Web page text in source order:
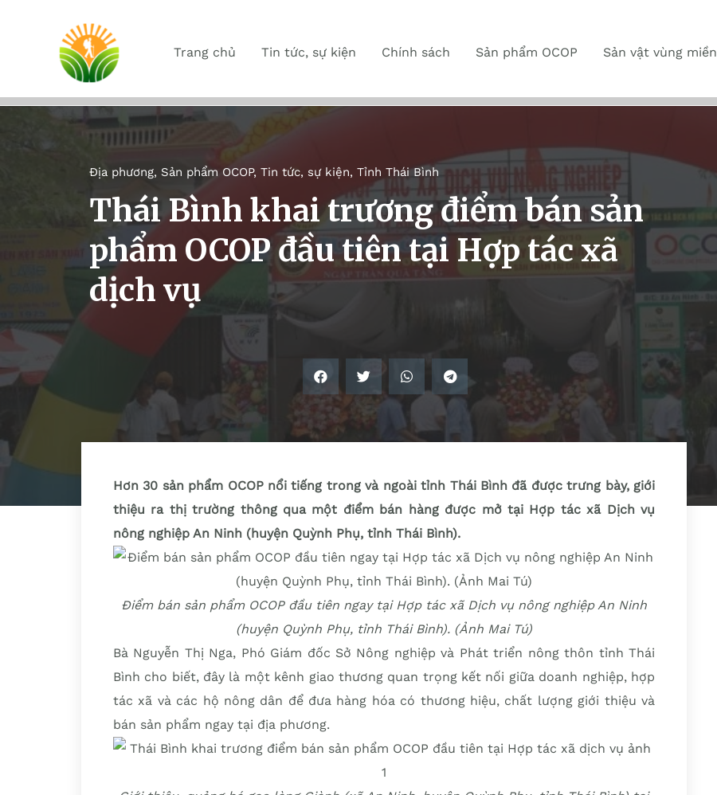
Trang chủ Tin tức, sự kiện Chính sách Sản phẩm OCOP Sản vật vùng miền
Địa phương, Sản phẩm OCOP, Tin tức, sự kiện, Tỉnh Thái Bình
Thái Bình khai trương điểm bán sản
phẩm OCOP đầu tiên tại Hợp tác xã
dịch vụ
Hơn 30 sản phẩm OCOP nổi tiếng trong và ngoài tỉnh Thái Bình đã được trưng bày, giới
thiệu ra thị trường thông qua một điểm bán hàng được mở tại Hợp tác xã Dịch vụ
nông nghiệp An Ninh (huyện Quỳnh Phụ, tỉnh Thái Bình).
Điểm bán sản phẩm OCOP đầu tiên ngay tại Hợp tác xã Dịch vụ nông nghiệp An Ninh
(huyện Quỳnh Phụ, tỉnh Thái Bình). (Ảnh Mai Tú)
Bà Nguyễn Thị Nga, Phó Giám đốc Sở Nông nghiệp và Phát triển nông thôn tỉnh Thái
Bình cho biết, đây là một kênh giao thương quan trọng kết nối giữa doanh nghiệp, hợp
tác xã và các hộ nông dân để đưa hàng hóa có thương hiệu, chất lượng giới thiệu và
bán sản phẩm ngay tại địa phương.